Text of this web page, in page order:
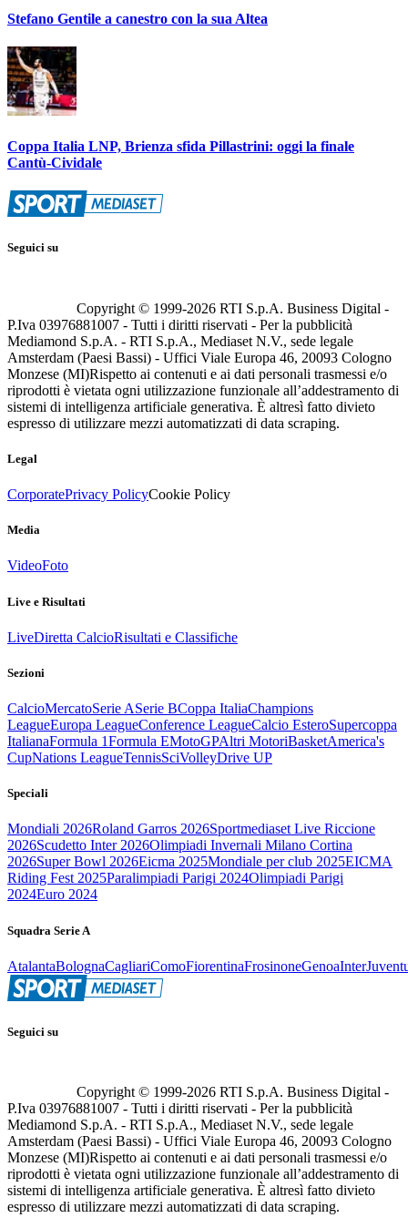
Stefano Gentile a canestro con la sua Altea
Coppa Italia LNP, Brienza sfida Pillastrini: oggi la finale
Cantù-Cividale
Seguici su
Copyright © 1999-2026 RTI S.p.A. Business Digital -
P.Iva 03976881007 - Tutti i diritti riservati - Per la pubblicità
Mediamond S.p.A. - RTI S.p.A., Mediaset N.V., sede legale
Amsterdam (Paesi Bassi) - Uffici Viale Europa 46, 20093 Cologno
Monzese (MI)Rispetto ai contenuti e ai dati personali trasmessi e/o
riprodotti è vietata ogni utilizzazione funzionale all’addestramento di
sistemi di intelligenza artificiale generativa. È altresì fatto divieto
espresso di utilizzare mezzi automatizzati di data scraping.
Legal
CorporatePrivacy PolicyCookie Policy
Media
VideoFoto
Live e Risultati
LiveDiretta CalcioRisultati e Classifiche
Sezioni
CalcioMercatoSerie ASerie BCoppa ItaliaChampions
LeagueEuropa LeagueConference LeagueCalcio EsteroSupercoppa
ItalianaFormula 1Formula EMotoGPAltri MotoriBasketAmerica's
CupNations LeagueTennisSciVolleyDrive UP
Speciali
Mondiali 2026Roland Garros 2026Sportmediaset Live Riccione
2026Scudetto Inter 2026Olimpiadi Invernali Milano Cortina
2026Super Bowl 2026Eicma 2025Mondiale per club 2025EICMA
Riding Fest 2025Paralimpiadi Parigi 2024Olimpiadi Parigi
2024Euro 2024
Squadra Serie A
AtalantaBolognaCagliariComoFiorentinaFrosinoneGenoaInter
Seguici su
Copyright © 1999-2026 RTI S.p.A. Business Digital -
P.Iva 03976881007 - Tutti i diritti riservati - Per la pubblicità
Mediamond S.p.A. - RTI S.p.A., Mediaset N.V., sede legale
Amsterdam (Paesi Bassi) - Uffici Viale Europa 46, 20093 Cologno
Monzese (MI)Rispetto ai contenuti e ai dati personali trasmessi e/o
riprodotti è vietata ogni utilizzazione funzionale all’addestramento di
sistemi di intelligenza artificiale generativa. È altresì fatto divieto
espresso di utilizzare mezzi automatizzati di data scraping.